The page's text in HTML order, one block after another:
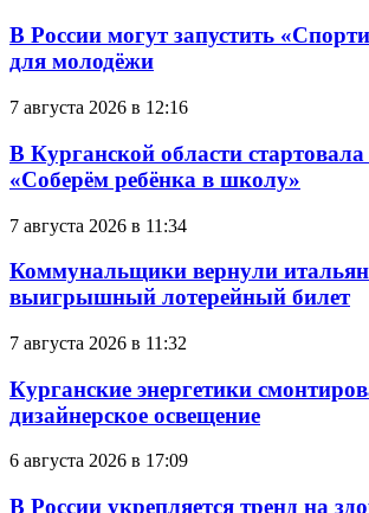
В России могут запустить
для молодёжи
7 августа 2026 в 12:16
В Курганской области
«Соберём ребёнка в школу»
7 августа 2026 в 11:34
Коммунальщики вернули
выигрышный лотерейный билет
7 августа 2026 в 11:32
Курганские энергетики
дизайнерское освещение
6 августа 2026 в 17:09
В России укрепляется тренд на